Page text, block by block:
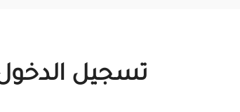
تسجيل